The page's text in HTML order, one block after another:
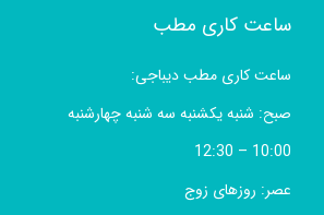
ساعت کاری مطب
ساعت کاری مطب دیباجی:
صبح: شنبه یکشنبه سه شنبه چهارشنبه
10:00 – 12:30
عصر: روزهای زوج